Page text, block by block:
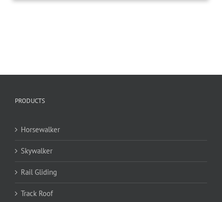
PRODUCTS
Horsewalker
Skywalker
Rail Gliding
Track Roof